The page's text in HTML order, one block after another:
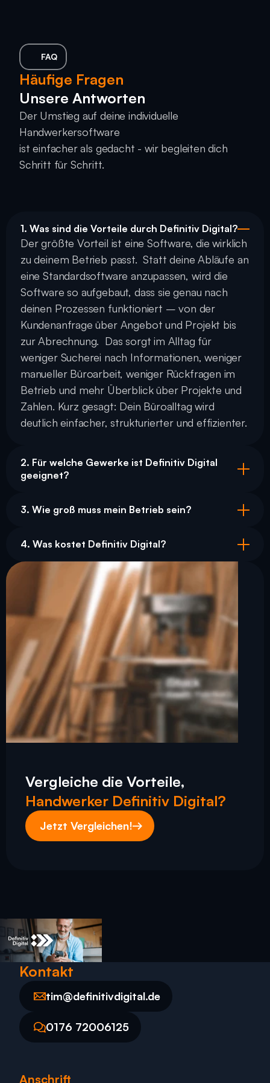
FAQ
Häufige Fragen
Unsere Antworten
Der Umstieg auf deine individuelle
Handwerkersoftware
ist einfacher als gedacht - wir begleiten dich
Schritt für Schritt.
1. Was sind die Vorteile durch Definitiv Digital?
Der größte Vorteil ist eine Software, die wirklich
zu deinem Betrieb passt.  Statt deine Abläufe an
eine Standardsoftware anzupassen, wird die
Software so aufgebaut, dass sie genau nach
deinen Prozessen funktioniert – von der
Kundenanfrage über Angebot und Projekt bis
zur Abrechnung.  Das sorgt im Alltag für
weniger Sucherei nach Informationen, weniger
manueller Büroarbeit, weniger Rückfragen im
Betrieb und mehr Überblick über Projekte und
Zahlen. Kurz gesagt: Dein Büroalltag wird
deutlich einfacher, strukturierter und effizienter.
2. Für welche Gewerke ist Definitiv Digital
geeignet?
3. Wie groß muss mein Betrieb sein?
4. Was kostet Definitiv Digital?
Vergleiche die Vorteile,
Handwerker Definitiv Digital?
Jetzt Vergleichen!
Kontakt
tim@definitivdigital.de
tim@definitivdigital.de
0176 72006125
Anschrift